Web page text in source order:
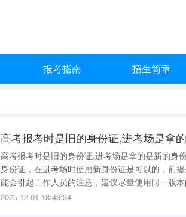
报考指南 招生简章
高考报考时是旧的身份证,进考场是拿的是新的身
身份证，在进考场时使用新身份证是可以的，前
能会引起工作人员的注意，建议尽量使用同一版
相关部门沟通，确保考试时能顺利使用。 身份证号码是识别个人身份的关键信息，只要号码一
2025-12-01 18:43:34